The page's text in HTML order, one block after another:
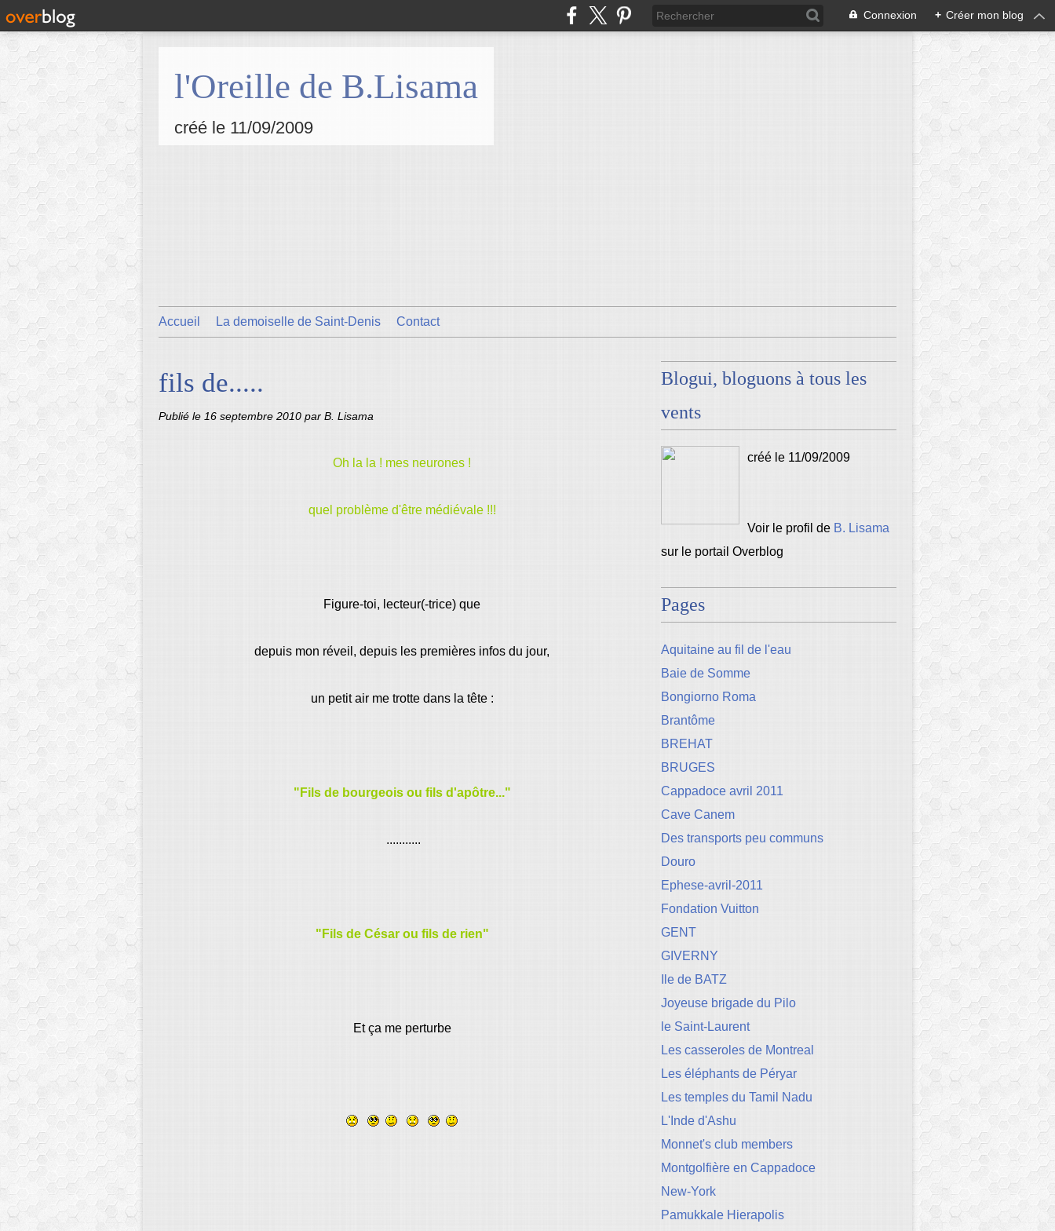
Connexion + Créer mon blog
l'Oreille de B.Lisama
créé le 11/09/2009
Accueil La demoiselle de Saint-Denis Contact
fils de.....
Publié le 16 septembre 2010 par B. Lisama
Oh la la ! mes neurones !
quel problème d'être médiévale !!!
Figure-toi, lecteur(-trice) que
depuis mon réveil, depuis les premières infos du jour,
un petit air me trotte dans la tête :
"Fils de bourgeois ou fils d'apôtre..."
...........
"Fils de César ou fils de rien"
Et ça me perturbe
Blogui, bloguons à tous les
vents
créé le 11/09/2009
Voir le profil de B. Lisama
sur le portail Overblog
Pages
Aquitaine au fil de l'eau
Baie de Somme
Bongiorno Roma
Brantôme
BREHAT
BRUGES
Cappadoce avril 2011
Cave Canem
Des transports peu communs
Douro
Ephese-avril-2011
Fondation Vuitton
GENT
GIVERNY
Ile de BATZ
Joyeuse brigade du Pilo
le Saint-Laurent
Les casseroles de Montreal
Les éléphants de Péryar
Les temples du Tamil Nadu
L'Inde d'Ashu
Monnet's club members
Montgolfière en Cappadoce
New-York
Pamukkale Hierapolis